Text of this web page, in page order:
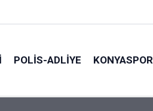
POLİS-ADLİYE KONYASPOR